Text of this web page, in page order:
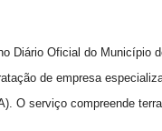
Diário Oficial do
de empresa
O serviço compreende